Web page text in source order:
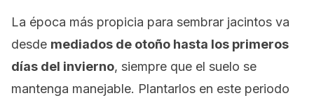
La época más propicia para sembrar jacintos va
desde mediados de otoño hasta los primeros
días del invierno, siempre que el suelo se
mantenga manejable. Plantarlos en este periodo